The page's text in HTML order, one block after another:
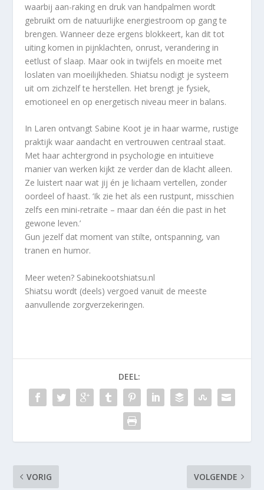
waarbij aan-raking en druk van handpalmen wordt
gebruikt om de natuurlijke energiestroom op gang te
brengen. Wanneer deze ergens blokkeert, kan dit tot
uiting komen in pijnklachten, onrust, verandering in
eetlust of slaap. Maar ook in twijfels en moeite met
loslaten van moeilijkheden. Shiatsu nodigt je systeem
uit om zichzelf te herstellen. Het brengt je fysiek,
emotioneel en op energetisch niveau meer in balans.
In Laren ontvangt Sabine Koot je in haar warme, rustige
praktijk waar aandacht en vertrouwen centraal staat.
Met haar achtergrond in psychologie en intuïtieve
manier van werken kijkt ze verder dan de klacht alleen.
Ze luistert naar wat jij én je lichaam vertellen, zonder
oordeel of haast. ‘Ik zie het als een rustpunt, misschien
zelfs een mini-retraite – maar dan één die past in het
gewone leven.’
Gun jezelf dat moment van stilte, ontspanning, van
tranen en humor.
Meer weten? Sabinekootshiatsu.nl
Shiatsu wordt (deels) vergoed vanuit de meeste
aanvullende zorgverzekeringen.
DEEL:
VORIG VOLGENDE